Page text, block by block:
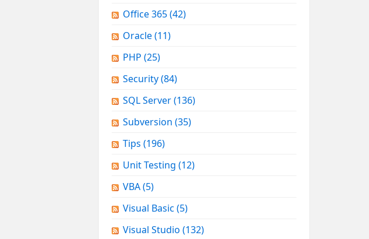
Office 365(42)
Oracle(11)
PHP (25)
Security(84)
SQL Server(136)
Subversion (35)
Tips (196)
Unit Testing (12)
VBA(5)
Visual Basic (5)
Visual Studio (132)